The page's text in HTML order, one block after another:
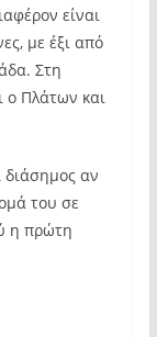
είναι
με έξι από
Στη
ο Πλάτων και
διάσημος αν
του σε
η πρώτη